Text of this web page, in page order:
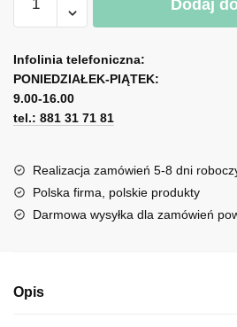
Naklejka
z
motywem
piwonii
Dodaj
l
t
e
r
a
t
i
Infolinia telefoniczna:
PONIEDZIAŁEK-PIĄTEK:
9.00-16.00
tel.: 881 31 71 81
Realizacja zamówień 5-8 dni
Polska firma, polskie produkty
Darmowa wysyłka dla zamówień
Opis